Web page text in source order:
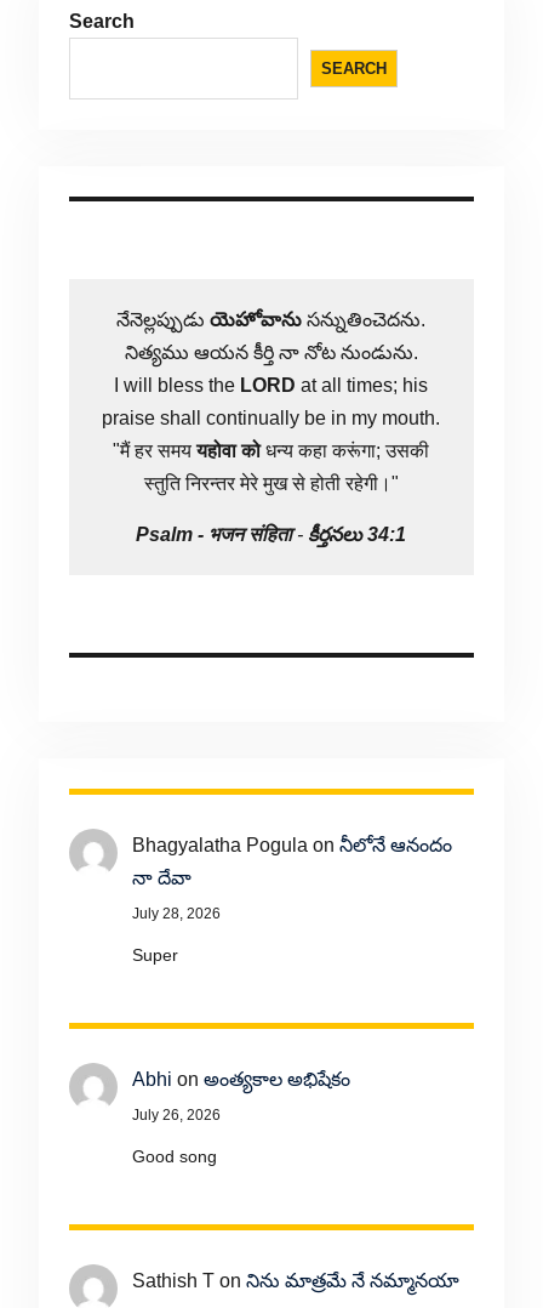
Search
SEARCH
నేనెల్లప్పుడుయెహోవాను సన్నుతించెదను.
నిత్యము ఆయన కీర్తి నా నోట నుండును.
I will bless the LORD at all times; his
praise shall continually be in my mouth.
"मैं हर समययहोवा कोधन्य कहा करूंगा; उसकी
स्तुति निरन्तर मेरे मुख से होती रहेगी।"
Psalm - भजन संहिता- కీర్తనలు 34:1
Bhagyalatha Pogula on నీలోనే ఆనందం
నా దేవా
July 28, 2026
Super
Abhi on అంత్యకాల అభిషేకం
July 26, 2026
Good song
Sathish Ton నిను మాత్రమే నే నమ్మానయా